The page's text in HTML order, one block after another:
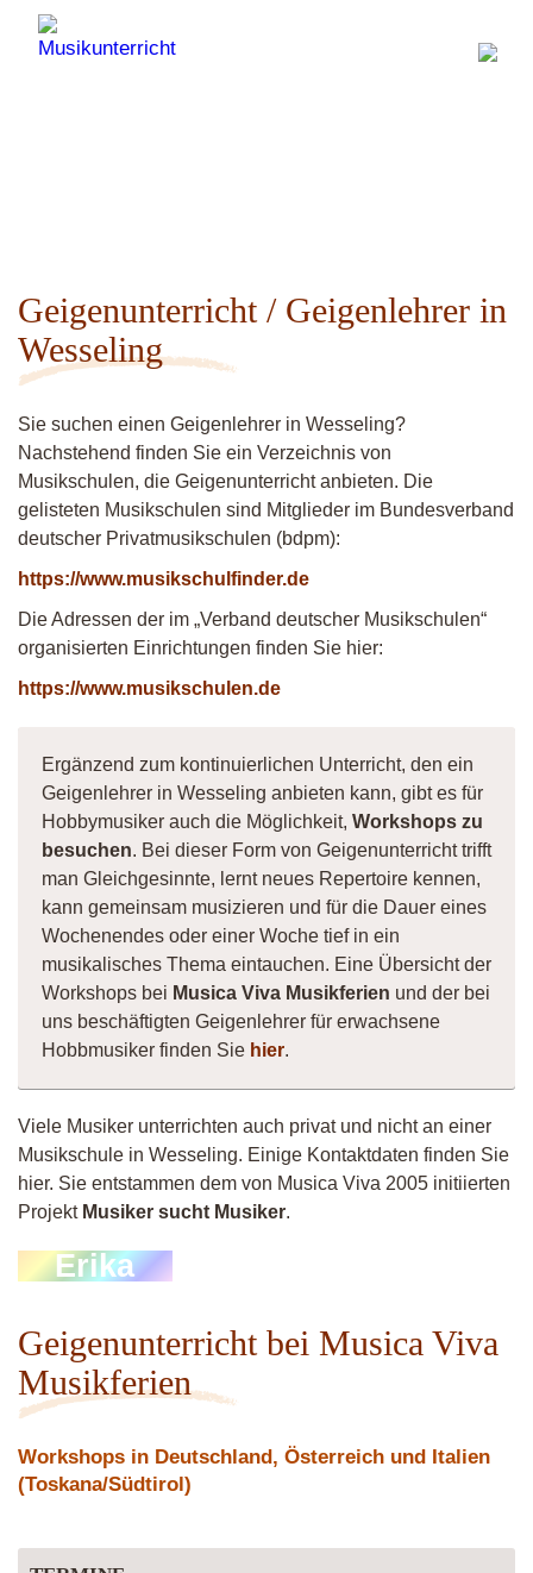
Geigenunterricht / Geigenlehrer in
Wesseling
Sie suchen einen Geigenlehrer in Wesseling?
Nachstehend finden Sie ein Verzeichnis von
Musikschulen, die Geigenunterricht anbieten. Die
gelisteten Musikschulen sind Mitglieder im Bundesverband
deutscher Privatmusikschulen (bdpm):
https://www.musikschulfinder.de
Die Adressen der im „Verband deutscher Musikschulen“
organisierten Einrichtungen finden Sie hier:
https://www.musikschulen.de
Ergänzend zum kontinuierlichen Unterricht, den ein
Geigenlehrer in Wesseling anbieten kann, gibt es für
Hobbymusiker auch die Möglichkeit, Workshops zu
besuchen. Bei dieser Form von Geigenunterricht trifft
man Gleichgesinnte, lernt neues Repertoire kennen,
kann gemeinsam musizieren und für die Dauer eines
Wochenendes oder einer Woche tief in ein
musikalisches Thema eintauchen. Eine Übersicht der
Workshops bei Musica Viva Musikferien und der bei
uns beschäftigten Geigenlehrer für erwachsene
Hobbmusiker finden Sie hier.
Viele Musiker unterrichten auch privat und nicht an einer
Musikschule in Wesseling. Einige Kontaktdaten finden Sie
hier. Sie entstammen dem von Musica Viva 2005 initiierten
Projekt Musiker sucht Musiker.
Erika
Geigenunterricht bei Musica Viva
Musikferien
Workshops in Deutschland, Österreich und Italien
(Toskana/Südtirol)